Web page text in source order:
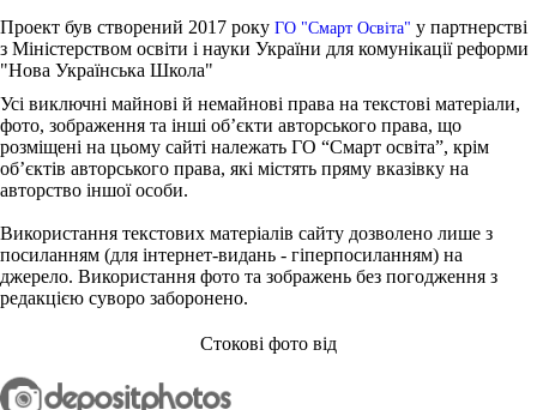
Проект був створений 2017 року ГО "Смарт Освіта" у партнерстві
з Міністерством освіти і науки України для комунікації реформи
"Нова Українська Школа"
Усі виключні майнові й немайнові права на текстові матеріали,
фото, зображення та інші об’єкти авторського права, що
розміщені на цьому сайті належать ГО “Смарт освіта”, крім
об’єктів авторського права, які містять пряму вказівку на
авторство іншої особи.
Використання текстових матеріалів сайту дозволено лише з
посиланням (для інтернет-видань - гіперпосиланням) на
джерело. Використання фото та зображень без погодження з
редакцією суворо заборонено.
Стокові фото від